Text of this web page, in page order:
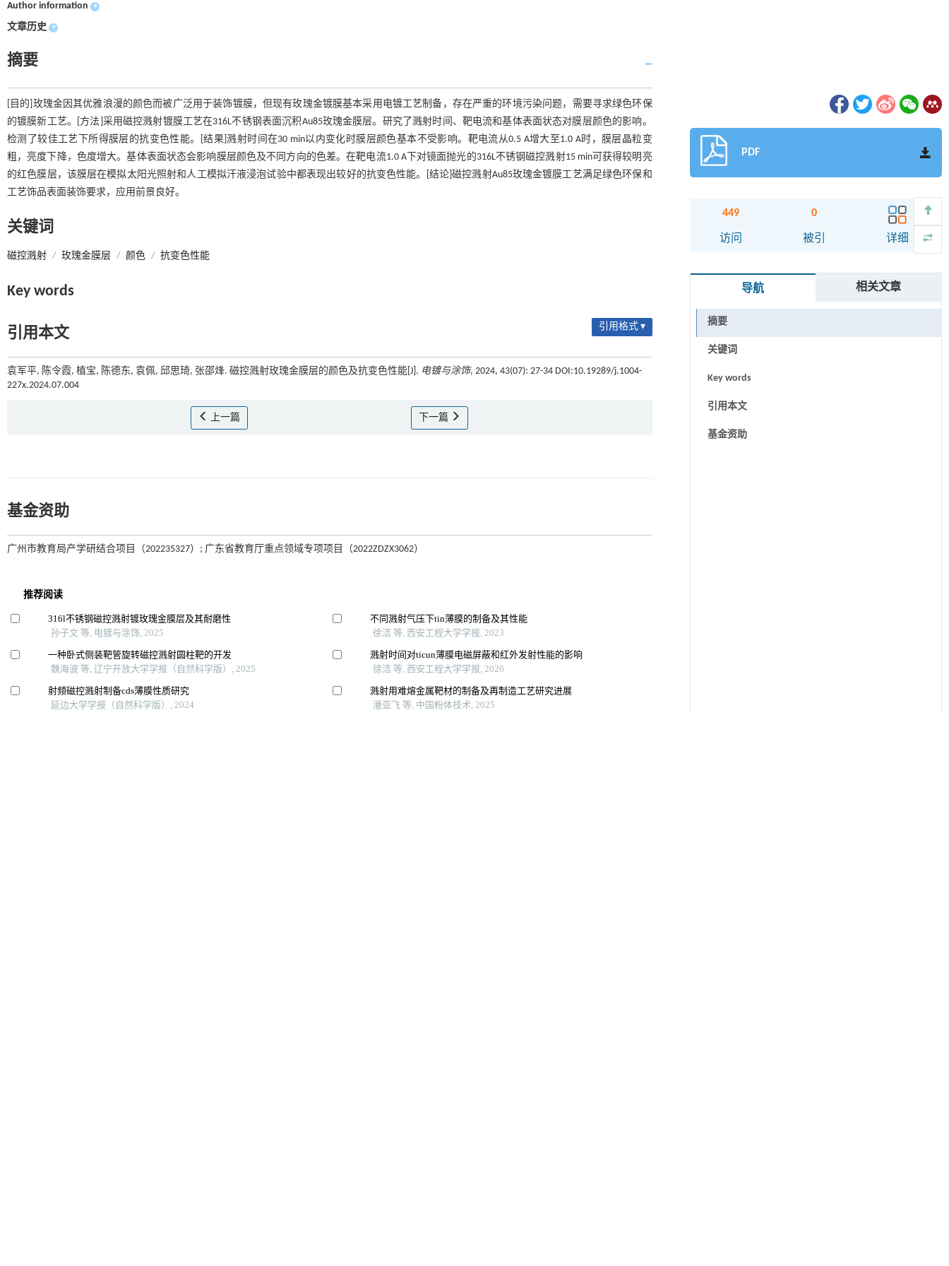
Author information +
文章历史 +
摘要
[目的]玫瑰金因其优雅浪漫的颜色而被广泛用于装饰镀膜，但现有玫瑰金镀膜基本采用电镀工艺制备，存在严重的环境污染问题，需要寻求绿色环保
的镀膜新工艺。[方法]采用磁控溅射镀膜工艺在316L不锈钢表面沉积Au85玫瑰金膜层。研究了溅射时间、靶电流和基体表面状态对膜层颜色的影响。
检测了较佳工艺下所得膜层的抗变色性能。[结果]溅射时间在30 min以内变化时膜层颜色基本不受影响。靶电流从0.5 A增大至1.0 A时，膜层晶粒变
粗，亮度下降，色度增大。基体表面状态会影响膜层颜色及不同方向的色差。在靶电流1.0 A下对镜面抛光的316L不锈钢磁控溅射15 min可获得较明亮
的红色膜层，该膜层在模拟太阳光照射和人工模拟汗液浸泡试验中都表现出较好的抗变色性能。[结论]磁控溅射Au85玫瑰金镀膜工艺满足绿色环保和
工艺饰品表面装饰要求，应用前景良好。
关键词
磁控溅射 / 玫瑰金膜层 / 颜色 / 抗变色性能
Key words
引用本文 引用格式 ▾
袁军平, 陈令霞, 植宝, 陈德东, 袁佩, 邱思琦, 张邵烽. 磁控溅射玫瑰金膜层的颜色及抗变色性能[J]. 电镀与涂饰, 2024, 43(07): 27-34 DOI:10.19289/j.1004-
227x.2024.07.004
上一篇 下一篇
基金资助
广州市教育局产学研结合项目（202235327）; 广东省教育厅重点领域专项项目（2022ZDZX3062）
PDF
449
访问
0
被引 详细
导航 相关文章
摘要
关键词
Key words
引用本文
基金资助